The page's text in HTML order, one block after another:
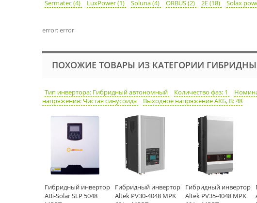
Sermatec (4)
LuxPower (1) Soluna (4) ORBUS (2) 2E (18) Solax
error: error
ПОХОЖИЕ ТОВАРЫ ИЗ КАТЕГОРИИ
Тип инвертора: Гибридный автономный Количество фаз: 1
напряжения: Чистая синусоида
Выходное напряжение АКБ, В: 48
Гибридный инвертор
ABi-Solar SLP 5048
Гибридный инвертор
Altek PV30-4048 MPK
Гибридный инвертор
Altek PV35-4048 MPK